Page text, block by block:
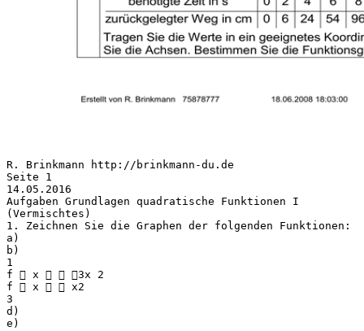
R. Brinkmann http://brinkmann-du.de
Seite 1
14.05.2016
Aufgaben Grundlagen quadratische Funktionen I
(Vermischtes)
1. Zeichnen Sie die Graphen der folgenden Funktionen:
a)
b)
1
f  x   3x 2
f  x   x2
3
d)
e)